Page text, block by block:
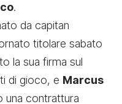
.
da capitan
titolare sabato
la sua firma sul
di gioco, e Marcus
una contrattura